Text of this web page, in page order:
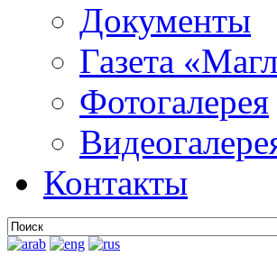
Документы
Газета
Фотогалерея
Контакты